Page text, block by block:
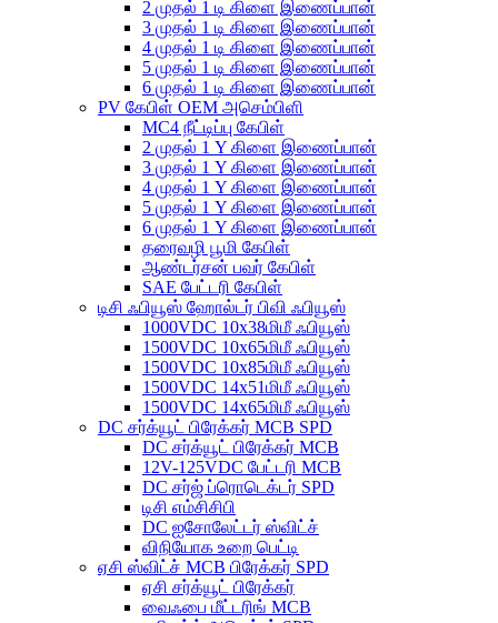
2 முதல் 1 டி கிளை இணைப்பான்
3 முதல் 1 டி கிளை இணைப்பான்
4 முதல் 1 டி கிளை இணைப்பான்
5 முதல் 1 டி கிளை இணைப்பான்
6 முதல் 1 டி கிளை இணைப்பான்
PV கேபிள் OEM அசெம்பிளி
MC4 நீட்டிப்பு கேபிள்
2 முதல் 1 Y கிளை இணைப்பான்
3 முதல் 1 Y கிளை இணைப்பான்
4 முதல் 1 Y கிளை இணைப்பான்
5 முதல் 1 Y கிளை இணைப்பான்
6 முதல் 1 Y கிளை இணைப்பான்
தரைவழி பூமி கேபிள்
ஆண்டர்சன் பவர் கேபிள்
SAE பேட்டரி கேபிள்
டிசி ஃபியூஸ் ஹோல்டர் பிவி ஃபியூஸ்
1000VDC 10x38மிமீ ஃபியூஸ்
1500VDC 10x65மிமீ ஃபியூஸ்
1500VDC 10x85மிமீ ஃபியூஸ்
1500VDC 14x51மிமீ ஃபியூஸ்
1500VDC 14x65மிமீ ஃபியூஸ்
DC சர்க்யூட் பிரேக்கர் MCB SPD
DC சர்க்யூட் பிரேக்கர் MCB
12V-125VDC பேட்டரி MCB
DC சர்ஜ் ப்ரொடெக்டர் SPD
டிசி எம்சிசிபி
DC ஐசோலேட்டர் ஸ்விட்ச்
விநியோக உறை பெட்டி
ஏசி ஸ்விட்ச் MCB பிரேக்கர் SPD
ஏசி சர்க்யூட் பிரேக்கர்
வைஃபை மீட்டரிங் MCB